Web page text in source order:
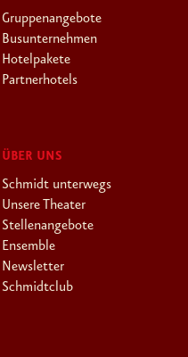
Gruppenangebote
Busunternehmen
Hotelpakete
Partnerhotels
ÜBER UNS
Schmidt unterwegs
Unsere Theater
Stellenangebote
Ensemble
Newsletter
Schmidtclub